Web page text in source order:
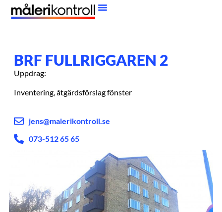
BRF FULLRIGGAREN 2
Uppdrag:
Inventering, åtgärdsförslag fönster
jens@malerikontroll.se
073-512 65 65